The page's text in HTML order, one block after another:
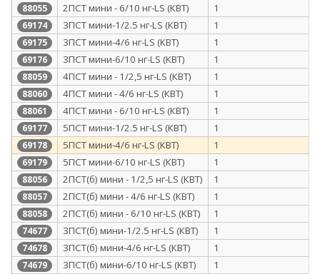
88055 2ПСТ мини - 6/10 нг-LS (КВТ) 1
69174 3ПСТ мини-1/2.5 нг-LS (КВТ) 1
69175 3ПСТ мини-4/6 нг-LS (КВТ) 1
69176 3ПСТ мини-6/10 нг-LS (КВТ) 1
88059 4ПСТ мини - 1/2,5 нг-LS (КВТ) 1
88060 4ПСТ мини - 4/6 нг-LS (КВТ) 1
88061 4ПСТ мини - 6/10 нг-LS (КВТ) 1
69177 5ПСТ мини-1/2.5 нг-LS (КВТ) 1
69178 5ПСТ мини-4/6 нг-LS (КВТ) 1
69179 5ПСТ мини-6/10 нг-LS (КВТ) 1
88056 2ПСТ(б) мини - 1/2,5 нг-LS (КВТ) 1
88057 2ПСТ(б) мини - 4/6 нг-LS (КВТ) 1
88058 2ПСТ(б) мини - 6/10 нг-LS (КВТ) 1
74677 3ПСТ(б) мини-1/2.5 нг-LS (КВТ) 1
74678 3ПСТ(б) мини-4/6 нг-LS (КВТ) 1
74679 3ПСТ(б) мини-6/10 нг-LS (КВТ) 1